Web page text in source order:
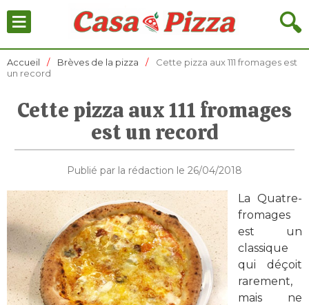
🔍
≡
Accueil Brèves de la pizza
Cette pizza aux 111 fromages est
un record
Cette pizza aux 111 fromages
est un record
Publié par la rédaction le 26/04/2018
La Quatre-
fromages
est un
classique
qui déçoit
rarement,
mais ne